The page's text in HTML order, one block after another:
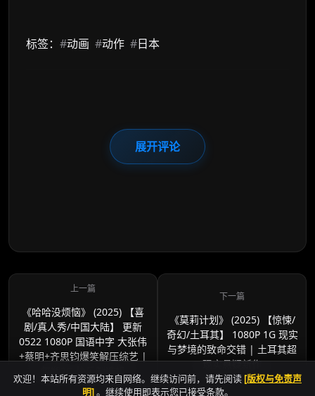
标签： #动画 #动作 #日本
展开评论
《哈哈没烦恼》 (2025) 【喜
剧/真人秀/中国大陆】 更新
0522 1080P 国语中字 大张伟
+蔡明+齐思钧爆笑解压综艺 |
每期2G 快乐制造机
《莫莉计划》 (2025) 【惊悚/
奇幻/土耳其】 1080P 1G 现实
与梦境的致命交错 | 土耳其超
现实悬疑新作
欢迎！本站所有资源均来自网络。继续访问前，请先阅读 [版权与免责声
明]。继续使用即表示您已接受条款。